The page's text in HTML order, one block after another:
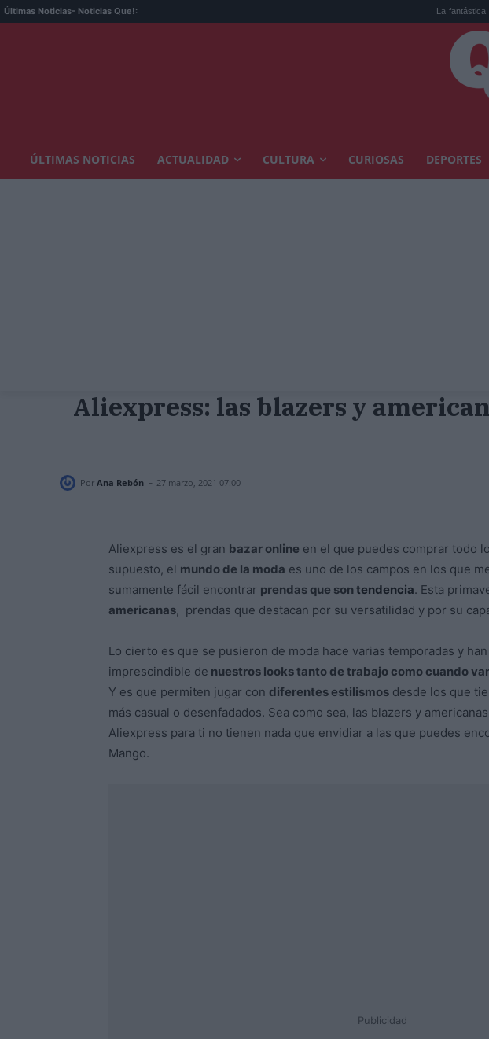
Últimas Noticias- Noticias Que!: La fantástica bruma
ÚLTIMAS NOTICIAS ACTUALIDAD CULTURA CURIOSAS DEPORTES
Aliexpress: las blazers y
Por Ana Rebón - 27 marzo, 2021 07:00
Aliexpress es el gran bazar online en el que puedes comprar todo
supuesto, el mundo de la moda es uno de los campos en los que
sumamente fácil encontrar prendas que sontendencia. Esta
americanas, prendas que destacan por su versatilidad y por su
Lo cierto es que se pusieron de moda hace varias temporadas y
imprescindible de nuestros looks tanto de trabajo como cuando
Y es que permiten jugar con diferentes estilismos desde los que
más casual o desenfadados. Sea como sea, las blazers y
Aliexpress para ti no tienen nada que envidiar a las que puedes
Mango.
Publicidad